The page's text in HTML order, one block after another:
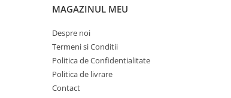
MAGAZINUL MEU
Despre noi
Termeni si Conditii
Politica de Confidentialitate
Politica de livrare
Contact